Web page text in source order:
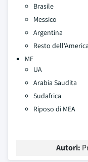
Brasile
Messico
Argentina
Resto
ME
UA
Arabia Saudita
Sudafrica
Riposo di MEA
Autori: